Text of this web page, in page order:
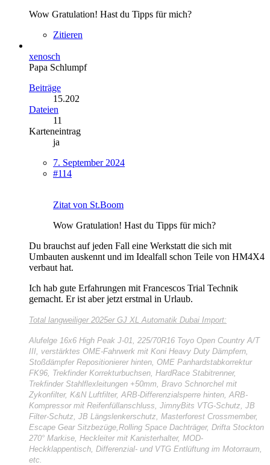
Wow Gratulation! Hast du Tipps für mich?
Zitieren
xenosch
Papa Schlumpf
Beiträge
15.202
Dateien
11
Karteneintrag
ja
7. September 2024
#114
Zitat von St.Boom
Wow Gratulation! Hast du Tipps für mich?
Du brauchst auf jeden Fall eine Werkstatt die sich mit
Umbauten auskennt und im Idealfall schon Teile von HM4X4
verbaut hat.
Ich hab gute Erfahrungen mit Francescos Trial Technik
gemacht. Er ist aber jetzt erstmal in Urlaub.
Total langweiliger 2025er GJ XL Automatik Dubai Import:
Alufelge 16x6 High Peak J-01, 225/70R16 Toyo Open Country A/T
III, verstärktes OME-Fahrwerk mit Koni Heavy Duty Dämpfern,
Stoßdämpfer Repositionierer hinten, OME Panhardstabkorrektur
FK96, Trekfinder Korrekturbuchsen, HardRace Stabitrenner,
Trekfinder Stahlflexleitungen +50mm, Bravo Schnorchel mit
Zykonfilter, K&N Luftfilter, ARB-Differenzialsperre hinten, ARB-
Kompressor mit Reifenfüllanschluss, JimnyBits VTG-Schutz, JB
Filter-Schutz, JB Längslenkerschutz, Masterforest Crossmember,
Escape Gear Sitzbezüge,Rolling Space Dachträger, Drifta Stockton
270° Markise, Heckleiter mit Kanisterhalter, MOD-
Heckklappentisch, Differenzial- und VTG Entlüftung im Motorraum,
etc.